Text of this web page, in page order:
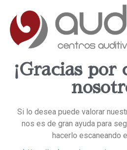
¡Gracias por
Si lo desea puede valorar
nos es de gran ayuda para
hacerlo escaneando